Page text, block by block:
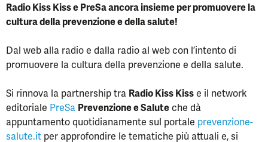
Radio Kiss Kiss e PreSa ancora insieme per promuovere la
cultura della prevenzione e della salute!
Dal web alla radio e dalla radio al web con l’intento di
promuovere la cultura della prevenzione e della salute.
Si rinnova la partnership tra Radio Kiss Kisse il network
editoriale PreSa Prevenzione e Saluteche dà
appuntamento quotidianamente sul portale prevenzione-
salute.it per approfondire le tematiche più attuali e, si